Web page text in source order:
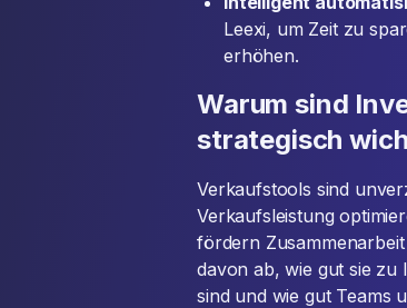
Leexi, um Zeit zu
erhöhen.
Warum sind
strategisch
Verkaufstools sind
Verkaufsleistung
fördern
davon ab, wie gut sie zu
sind und wie gut Teams